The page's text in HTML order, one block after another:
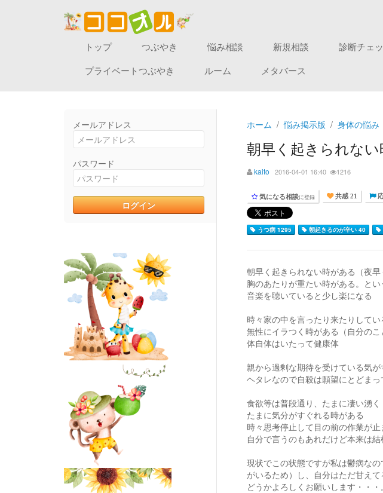
トップ つぶやき 悩み相談 新規相談 診断チェ
プライベートつぶやき
ルーム メタバース
メールアドレス
パスワード
ホーム 悩み掲示版 身体の悩み
朝早く起きられな
kaito 2016-04-01 16:40 1216
気になる相談に登録 共感 21
うつ病 1295 朝起きるのが辛い 40
朝早く起きられない時がある（夜
胸のあたりが重たい時がある。と
音楽を聴いていると少し楽になる
時々家の中を言ったり来たりしてい
無性にイラつく時がある（自分のこ
体自体はいたって健康体
親から過剰な期待を受けている気が
ヘタレなので自殺は願望にとどま
食欲等は普段通り、たまに凄い湧く
たまに気分がすぐれる時がある
時々思考停止して目の前の作業が止
自分で言うのもあれだけど本来は結
現状でこの状態ですが私は鬱病な
がいるため）し、自分はただ甘え
どうかよろしくお願いします・・・。